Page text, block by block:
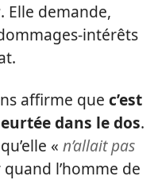
. Elle demande,
intérêts
affirme que c’est
dans le dos.
« n’allait pas
l’homme de